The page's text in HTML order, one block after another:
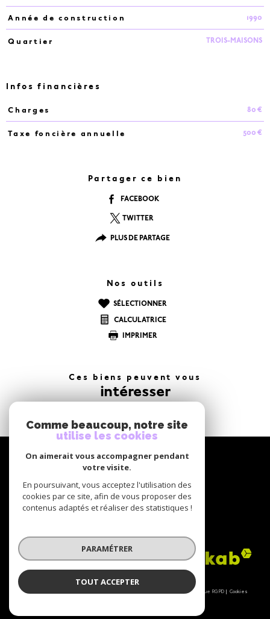
Année de construction 1990
Quartier TROIS-MAISONS
Infos financières
Caractéristiques
Charges 80 €
Taxe foncière annuelle 500 €
Partager ce bien
FACEBOOK
TWITTER
PLUS DE PARTAGE
Nos outils
SÉLECTIONNER
CALCULATRICE
IMPRIMER
Ces biens peuvent vous
intéresser
suivre
© 2026 | Tous droits réservés | Traduction powered by Google |
Nos honoraires
Partenaires Politique RGPD Cookies
Comme beaucoup, notre site
utilise les cookies
On aimerait vous accompagner pendant
votre visite.
En poursuivant, vous acceptez l'utilisation des
cookies par ce site, afin de vous proposer des
contenus adaptés et réaliser des statistiques !
PARAMÉTRER
TOUT ACCEPTER